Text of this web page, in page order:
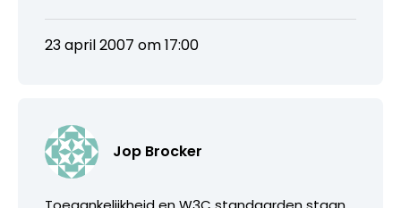
23 april 2007 om 17:00
Jop Brocker